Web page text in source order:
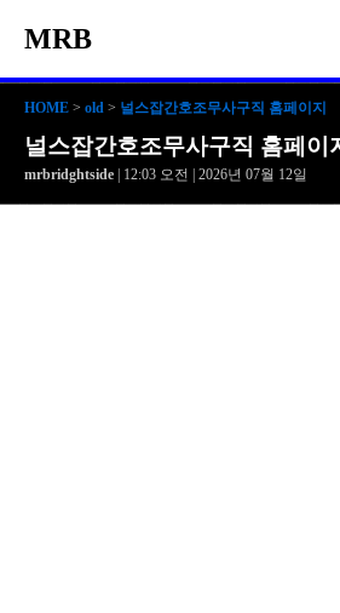
MRB
HOME > old > 널스잡간호조무사구직 홈페이지
널스잡간호조무사구직 홈페이
mrbridghtside | 12:03 오전 | 2026년 07월 12일